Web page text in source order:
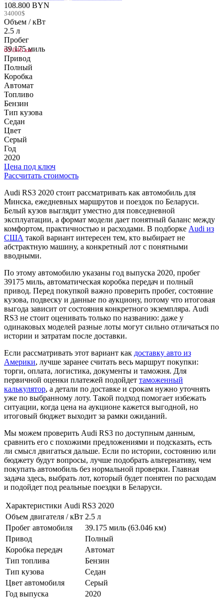
108.800 BYN
34000$
Объем / кВт
2.5 л
Пробег
39.175 миль
63.046 км
Привод
Полный
Коробка
Автомат
Топливо
Бензин
Тип кузова
Седан
Цвет
Серый
Год
2020
Цена под ключ
Рассчитать стоимость
Audi RS3 2020 стоит рассматривать как автомобиль для
Минска, ежедневных маршрутов и поездок по Беларуси.
Белый кузов выглядит уместно для повседневной
эксплуатации, а формат модели дает понятный баланс между
комфортом, практичностью и расходами. В подборке Audi из
США такой вариант интересен тем, кто выбирает не
абстрактную машину, а конкретный лот с понятными
вводными.
По этому автомобилю указаны год выпуска 2020, пробег
39175 миль, автоматическая коробка передач и полный
привод. Перед покупкой важно проверить пробег, состояние
кузова, подвеску и данные по аукциону, потому что итоговая
выгода зависит от состояния конкретного экземпляра. Audi
RS3 не стоит оценивать только по названию: даже у
одинаковых моделей разные лоты могут сильно отличаться по
истории и затратам после доставки.
Если рассматривать этот вариант как доставку авто из
Америки, лучше заранее считать весь маршрут покупки:
торги, оплата, логистика, документы и таможня. Для
первичной оценки платежей подойдет таможенный
калькулятор, а детали по доставке и срокам нужно уточнять
уже по выбранному лоту. Такой подход помогает избежать
ситуации, когда цена на аукционе кажется выгодной, но
итоговый бюджет выходит за рамки ожиданий.
Мы можем проверить Audi RS3 по доступным данным,
сравнить его с похожими предложениями и подсказать, есть
ли смысл двигаться дальше. Если по истории, состоянию или
бюджету будут вопросы, лучше подобрать альтернативу, чем
покупать автомобиль без нормальной проверки. Главная
задача здесь, выбрать лот, который будет понятен по расходам
и подойдет под реальные поездки в Беларуси.
Характеристики Audi RS3 2020
Объем двигателя / кВт 2.5 л
Пробег автомобиля
39.175 миль (63.046 км)
Привод
Полный
Коробка передач
Автомат
Тип топлива
Бензин
Тип кузова
Седан
Цвет автомобиля
Серый
Год выпуска
2020